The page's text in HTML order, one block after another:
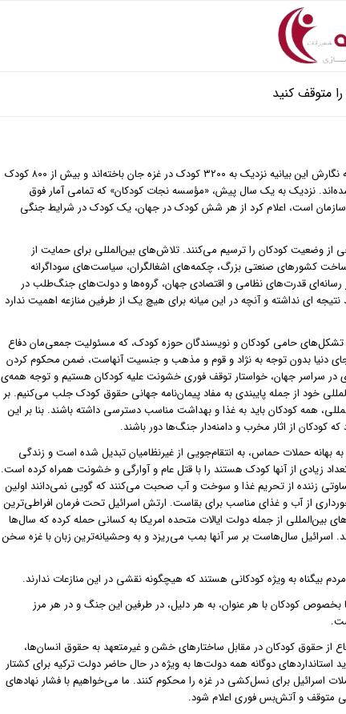
متوقف کنید
آمار نشان می‌دهد تا لحظه نگارش این بیانیه نزدیک به ۳۲۰۰ کودک در غزه جان باخته‌اند و بیش از ۸۰۰ کودک
شده‌اند. نزدیک به یک سال پیش، «مؤسسه نجات کودکان» که تمامی آمار فوق
سازمان است، اعلام کرد از هر شش کودک در جهان، یک کودک در شرایط جنگی
از وضعیت کودکان را ترسیم می‌کنند. تلاش‌های بین‌المللی برای حمایت از
کشورهای صنعتی بزرگ، چکمه‌های اشغالگران، سیاست‌های سوداگرانه
رسانه‌ای قدرت‌های نظامی و اقتصادی جهان، گروه‌ها و دولت‌های جنگ‌طلب در
ای نداشته و آنچه در این میانه برای هیچ یک از طرفین منازعه اهمیت ندارد
تشکل‌های حامی کودکان و نویسندگان حوزه کودک، که مسئولیت جمعی‌مان دفاع
دنیا بدون توجه به نژاد و قوم و مذهب و جنسیت آنهاست، ضمن محکوم کردن
سراسر جهان، خواستار توقف فوری خشونت علیه کودکان هستیم و توجه همه‌ی
خود از جمله پایبندی به مفاد پیمان‌نامه‌ جهانی حقوق کودک جلب می‌کنیم. بر
همه کودکان باید به غذا و بهداشت مناسب دسترسی داشته باشند. بنا بر این
کودکان از اثار مخرب و دامنه‌دار جنگ‌ها دور باشند.
بهانه حملات حماس، به انتقام‌جویی از غیرنظامیان تبدیل شده است و زندگی
زیادی از آنها کودک هستند را با قتل عام و آوارگی و خشونت همراه کرده است.
زننده از تحریم غذا و سوخت و آب صحبت می‌کنند که گویی نمی‌دانند اولین
از آب و غذای مناسب برای بقاست. ارتش اسرائیل تحت فرمان افراطی‌ترین
بین‌المللی از جمله دولت ایالات متحده امریکا به کسانی حمله کرده که سال‌ها
اسرائیل سال‌هاست بر سر آنها بمب می‌ریزد و به وحشیانه‌ترین زبان با غزه سخن
بیگناه به ویژه کودکانی هستند که هیچگونه نقشی در این منازعات ندارند.
بخصوص کودکان با هر عنوان، به هر دلیل، در طرفین این جنگ و در هر مرز
از حقوق کودکان در مقابل ساختارهای خشن و غیرمتعهد به حقوق انسان‌ها،
استانداردهای دوگانه همه دولت‌ها به ویژه در حال حاضر دولت ترکیه برای کشتار
اسرائیل برای نسل‌کشی در غزه را محکوم کنند. ما می‌خواهیم با فشار نهادهای
متوقف و آتش‌بس فوری اعلام شود.